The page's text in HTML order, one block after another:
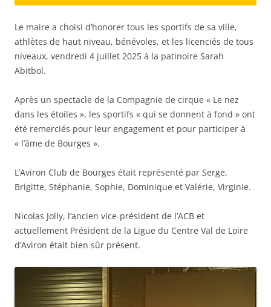
Le maire a choisi d’honorer tous les sportifs de sa ville,
athlètes de haut niveau, bénévoles, et les licenciés de tous
niveaux, vendredi 4 juillet 2025 à la patinoire Sarah
Abitbol.
Après un spectacle de la Compagnie de cirque « Le nez
dans les étoiles », les sportifs « qui se donnent à fond » ont
été remerciés pour leur engagement et pour participer à
« l’âme de Bourges ».
L’Aviron Club de Bourges était représenté par Serge,
Brigitte, Stéphanie, Sophie, Dominique et Valérie, Virginie.
Nicolas Jolly, l’ancien vice-président de l’ACB et
actuellement Président de la Ligue du Centre Val de Loire
d’Aviron était bien sûr présent.